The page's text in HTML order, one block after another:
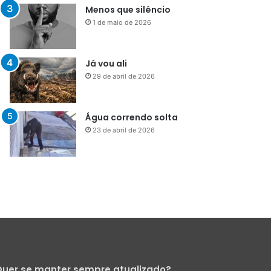
Menos que silêncio
1 de maio de 2026
Já vou ali
29 de abril de 2026
Água correndo solta
23 de abril de 2026